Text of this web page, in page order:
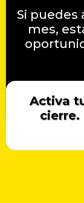
Si puedes
mes,
Activa
cierre.